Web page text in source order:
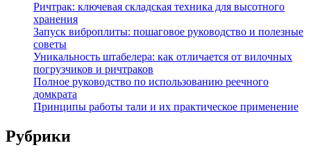
Ричтрак: ключевая складская техника для высотного
хранения
Запуск виброплиты: пошаговое руководство и полезные
советы
Уникальность штабелера: как отличается от вилочных
погрузчиков и ричтраков
Полное руководство по использованию реечного
домкрата
Принципы работы тали и их практическое применение
Рубрики